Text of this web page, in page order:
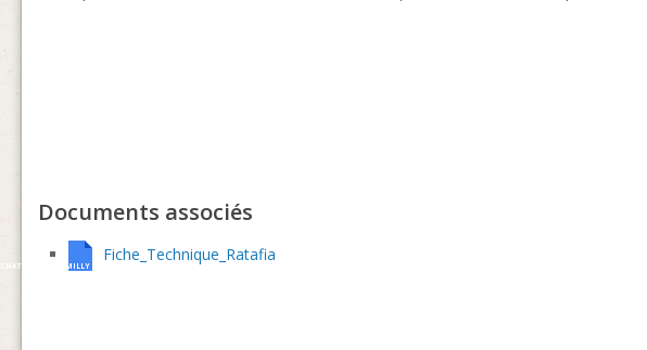
Documents associés
CHATEAUDECHAMILLY
Fiche_Technique_Ratafia